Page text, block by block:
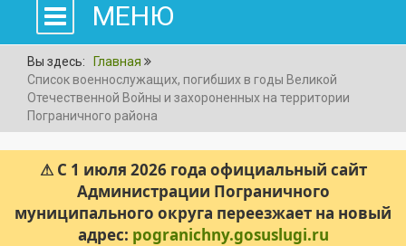
МЕНЮ
Вы здесь:
Главная
Список военнослужащих, погибших в годы Великой
Отечественной Войны и захороненных на территории
Пограничного района
⚠ С 1 июля 2026 года официальный сайт
Администрации Пограничного
муниципального округа переезжает на новый
адрес: pogranichny.gosuslugi.ru